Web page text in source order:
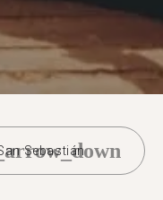
Sebastián